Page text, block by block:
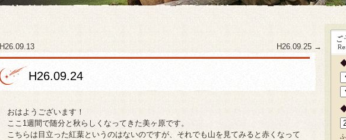
H26.09.13 H26.09.25 →
H26.09.24
おはようございます！
ここ1週間で随分と秋らしくなってきた美ヶ原です。
こちらは目立った紅葉というのはないのですが、それでも山を見てみると赤くなって
◆
◆